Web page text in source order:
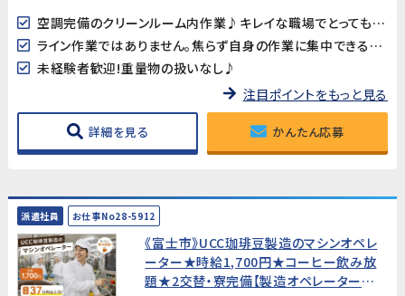
空調完備のクリーンルーム内作業♪キレイな職場でとっても快適♪
ライン作業ではありません。焦らず自身の作業に集中できる環境です。
未経験者歓迎!重量物の扱いなし♪
注目ポイントをもっと見る
詳細を見る かんたん応募
派遣社員 お仕事No28-5912
《富士市》UCC珈琲豆製造のマシンオペレ
ーター★時給1,700円★コーヒー飲み放
題★2交替・寮完備【製造オペレーター経